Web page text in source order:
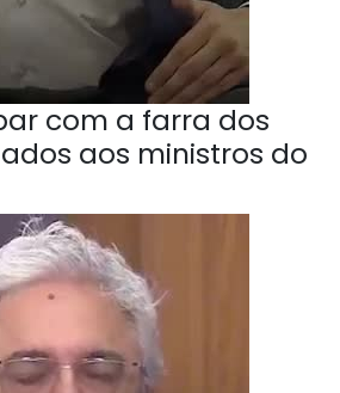
com a farra dos
aos ministros do